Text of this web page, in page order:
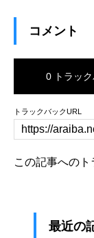
コメント
0 トラック
トラックバックURL
この記事へのト
最近の